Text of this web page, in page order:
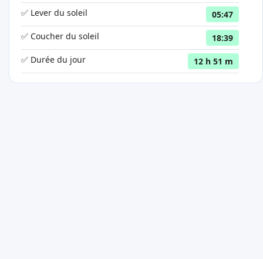
✅ Lever du soleil
05:47
✅ Coucher du soleil
18:39
✅ Durée du jour
12 h 51 m